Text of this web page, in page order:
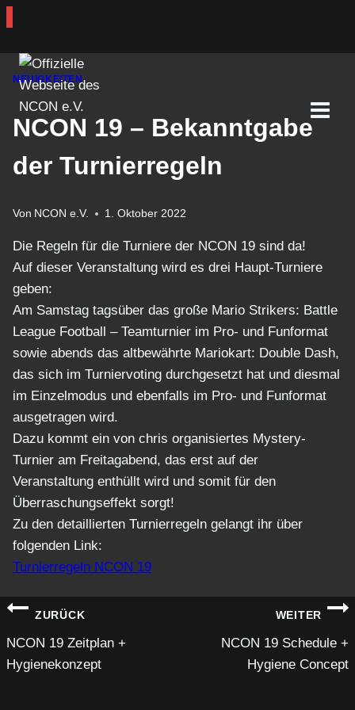
Zum
Inhalt
springen
NEUIGKEITEN
NCON 19 – Bekanntgabe
der Turnierregeln
Von NCON e.V. 1. Oktober 2022
Die Regeln für die Turniere der NCON 19 sind da!
Auf dieser Veranstaltung wird es drei Haupt-Turniere
geben:
Am Samstag tagsüber das große Mario Strikers: Battle
League Football – Teamturnier im Pro- und Funformat
sowie abends das altbewährte Mariokart: Double Dash,
das sich im Turniervoting durchgesetzt hat und diesmal
im Einzelmodus und ebenfalls im Pro- und Funformat
ausgetragen wird.
Dazu kommt ein von chris organisiertes Mystery-
Turnier am Freitagabend, das erst auf der
Veranstaltung enthüllt wird und somit für den
Überraschungseffekt sorgt!
Zu den detaillierten Turnierregeln gelangt ihr über
folgenden Link:
Turnierregeln NCON 19
Beitragsnavigation
ZURÜCK
NCON 19 Zeitplan +
Hygienekonzept
WEITER
NCON 19 Schedule +
Hygiene Concept